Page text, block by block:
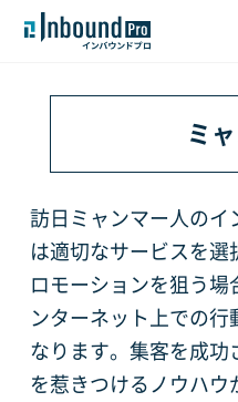
ミ
訪日ミャンマー人のイ
は適切なサービスを
ロモーションを狙う場
ンターネット上での行
なります。集客を成功
を惹きつけるノウハウ